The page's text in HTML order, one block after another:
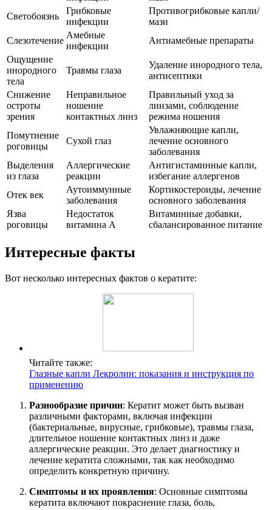
Светобоязнь
Грибковые
инфекции
Противогрибковые капли/
мази
Слезотечение
Амебные
инфекции
Антиамебные препараты
Ощущение
инородного
тела
Травмы глаза
Удаление инородного тела,
антисептики
Снижение
остроты
зрения
Неправильное
ношение
контактных линз
Правильный уход за
линзами, соблюдение
режима ношения
Помутнение
роговицы
Сухой глаз
Увлажняющие капли,
лечение основного
заболевания
Выделения
из глаза
Аллергические
реакции
Антигистаминные капли,
избегание аллергенов
Отек век
Аутоиммунные
заболевания
Кортикостероиды, лечение
основного заболевания
Язва
роговицы
Недостаток
витамина А
Витаминные добавки,
сбалансированное питание
Интересные факты
Вот несколько интересных фактов о кератите:
Читайте также:
Глазные капли Лекролин: показания и инструкция по
применению
Разнообразие причин: Кератит может быть вызван
различными факторами, включая инфекции
(бактериальные, вирусные, грибковые), травмы глаза,
длительное ношение контактных линз и даже
аллергические реакции. Это делает диагностику и
лечение кератита сложными, так как необходимо
определить конкретную причину.
Симптомы и их проявления: Основные симптомы
кератита включают покраснение глаза, боль,